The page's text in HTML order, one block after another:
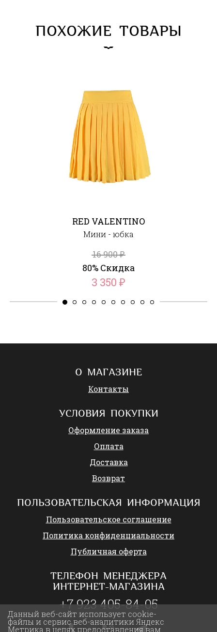
ПОХОЖИЕ ТОВАРЫ
RED VALENTINO
Мини - юбка
16 900₽
80% Скидка
3 350 ₽
О МАГАЗИНЕ
Контакты
УСЛОВИЯ ПОКУПКИ
Оформление заказа
Оплата
Доставка
Возврат
ПОЛЬЗОВАТЕЛЬСКАЯ ИНФОРМАЦИЯ
Пользовательское соглашение
Политика конфиденциальности
Публичная оферта
ТЕЛЕФОН МЕНЕДЖЕРА
ИНТЕРНЕТ-МАГАЗИНА
+7 923 405-84-05
Данный веб-сайт использует cookie-
файлы и сервис веб-аналитики Яндекс
Метрика в целях предоставления вам